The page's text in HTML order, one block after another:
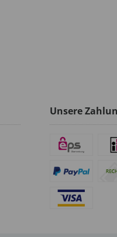
Unsere